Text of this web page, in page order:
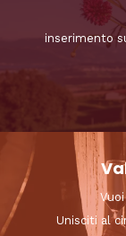
inserimento
Unisciti al